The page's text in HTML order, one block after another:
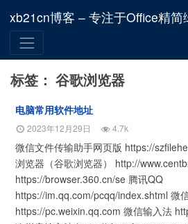
xb21cn博客 – 专注于Office精
标签： 谷歌浏览器
电脑常用软件地址
2023年12月29日 4.7k
微信文件传输助手网页版 https://
浏览器（谷歌浏览器） http://
https://browser.360.cn/se 腾讯QQ
https://im.qq.com/pcqq/index.shtml 微
https://pc.weixin.qq.com 微信输入法